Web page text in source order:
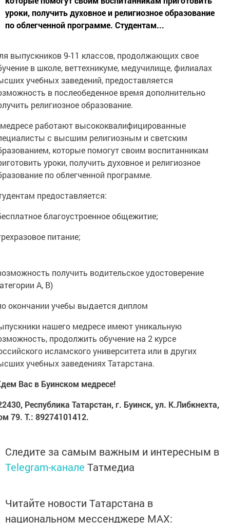
уроки, получить духовное и религиозное образование
по облегченной программе. Студентам...
выпускников 9-11 классов, продолжающих свое
в школе, веттехникуме, медучилище, филиалах
учебных заведений, предоставляется
в послеобеденное время дополнительно
религиозное образование.
работают высококвалифицированные
с высшим религиозным и светским
которые помогут своим воспитанникам
уроки, получить духовное и религиозное
по облегченной программе.
предоставляется:
благоустроенное общежитие;
питание;
получить водительское удостоверение
А, В)
окончании учебы выдается диплом
нашего медресе имеют уникальную
продол­жи­ть обучение на 2 курсе
исламского университета или в других
учебных заведениях Татарстана.
Вас в Буинском медресе!
Республика Татарстан, г. Буинск, ул. К.Либкнехта,
79. Т.: 89274101412.
Следите за самым важным и интересным в
Telegram-канале Татмедиа
Читайте новости Татарстана в
национальном мессенджере MАХ: